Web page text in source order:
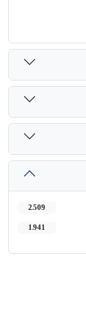
2,509
1,941